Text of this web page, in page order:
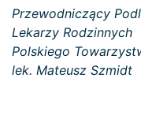
Przewodniczący
Lekarzy Rodzinnych
Polskiego
lek. Mateusz Szmidt